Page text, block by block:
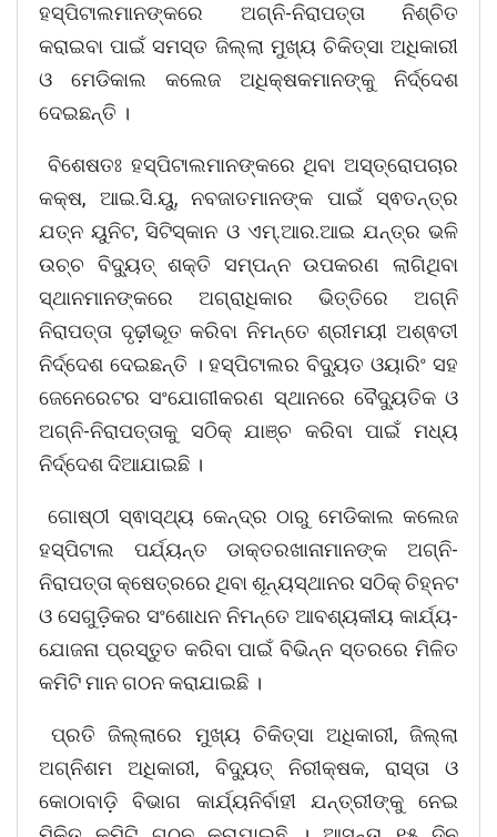
ହସ୍ପିଟାଲମାନଙ୍କରେ ଅଗ୍ନି-ନିରାପତ୍ତା ନିଶ୍ଚିତ
କରାଇବା ପାଇଁ ସମସ୍ତ ଜିଲ୍ଲା ମୁଖ୍ୟ ଚିକିତ୍ସା ଅଧିକାରୀ
ଓ ମେଡିକାଲ କଲେଜ ଅଧିକ୍ଷକମାନଙ୍କୁ ନିର୍ଦ୍ଦେଶ
ଦେଇଛନ୍ତି ।
ବିଶେଷତଃ ହସ୍ପିଟାଲମାନଙ୍କରେ ଥିବା ଅସ୍ତ୍ରୋପଚାର
କକ୍ଷ, ଆଇ.ସି.ୟୁ, ନବଜାତମାନଙ୍କ ପାଇଁ ସ୍ଵତନ୍ତ୍ର
ଯତ୍ନ ୟୁନିଟ, ସିଟିସ୍କାନ ଓ ଏମ୍.ଆର.ଆଇ ଯନ୍ତ୍ର ଭଳି
ଉଚ୍ଚ ବିଦ୍ୟୁତ୍ ଶକ୍ତି ସମ୍ପନ୍ନ ଉପକରଣ ଲାଗିଥିବା
ସ୍ଥାନମାନଙ୍କରେ ଅଗ୍ରାଧିକାର ଭିତ୍ତିରେ ଅଗ୍ନି
ନିରାପତ୍ତା ଦୃଢ଼ୀଭୂତ କରିବା ନିମନ୍ତେ ଶ୍ରୀମୟୀ ଅଶ୍ଵତୀ
ନିର୍ଦ୍ଦେଶ ଦେଇଛନ୍ତି । ହସ୍ପିଟାଲର ବିଦ୍ୟୁତ ଓୟାରିଂ ସହ
ଜେନେରେଟର ସଂଯୋଗୀକରଣ ସ୍ଥାନରେ ବୈଦ୍ୟୁତିକ ଓ
ଅଗ୍ନି-ନିରାପତ୍ତାକୁ ସଠିକ୍ ଯାଞ୍ଚ କରିବା ପାଇଁ ମଧ୍ୟ
ନିର୍ଦ୍ଦେଶ ଦିଆଯାଇଛି ।
ଗୋଷ୍ଠୀ ସ୍ଵାସ୍ଥ୍ୟ କେନ୍ଦ୍ର ଠାରୁ ମେଡିକାଲ କଲେଜ
ହସ୍ପିଟାଲ ପର୍ଯ୍ୟନ୍ତ ଡାକ୍ତରଖାନାମାନଙ୍କ ଅଗ୍ନି-
ନିରାପତ୍ତା କ୍ଷେତ୍ରରେ ଥିବା ଶୂନ୍ୟସ୍ଥାନର ସଠିକ୍ ଚିହ୍ନଟ
ଓ ସେଗୁଡ଼ିକର ସଂଶୋଧନ ନିମନ୍ତେ ଆବଶ୍ୟକୀୟ କାର୍ଯ୍ୟ-
ଯୋଜନା ପ୍ରସ୍ତୁତ କରିବା ପାଇଁ ବିଭିନ୍ନ ସ୍ତରରେ ମିଳିତ
କମିଟି ମାନ ଗଠନ କରାଯାଇଛି ।
ପ୍ରତି ଜିଲ୍ଲାରେ ମୁଖ୍ୟ ଚିକିତ୍ସା ଅଧିକାରୀ, ଜିଲ୍ଲା
ଅଗ୍ନିଶମ ଅଧିକାରୀ, ବିଦ୍ୟୁତ୍ ନିରୀକ୍ଷକ, ରାସ୍ତା ଓ
କୋଠାବାଡ଼ି ବିଭାଗ କାର୍ଯ୍ୟନିର୍ବାହୀ ଯନ୍ତ୍ରୀଙ୍କୁ ନେଇ